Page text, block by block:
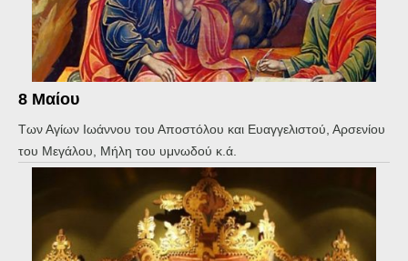
8 Μαίου
Των Αγίων Ιωάννου του Αποστόλου και Ευαγγελιστού, Αρσενίου
του Μεγάλου, Μήλη του υμνωδού κ.ά.